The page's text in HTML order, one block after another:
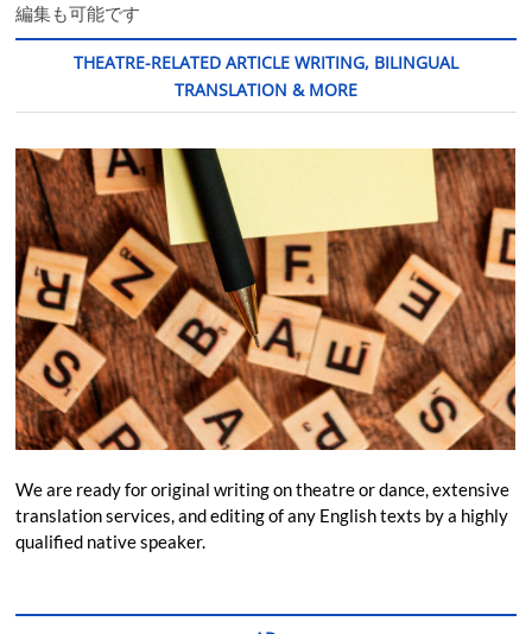
編集も可能です
THEATRE-RELATED ARTICLE WRITING, BILINGUAL
TRANSLATION & MORE
We are ready for original writing on theatre or dance, extensive
translation services, and editing of any English texts by a highly
qualified native speaker.